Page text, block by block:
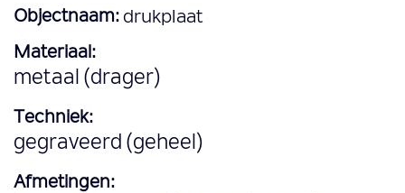
Objectnaam: drukplaat
Materiaal:
metaal (drager)
Techniek:
gegraveerd (geheel)
Afmetingen: